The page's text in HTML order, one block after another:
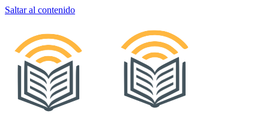
Saltar al contenido